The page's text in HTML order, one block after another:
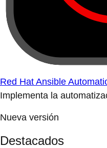
Red Hat Ansible
Implementa la
Nueva versión
Destacados